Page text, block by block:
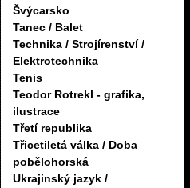
Švýcarsko
Tanec / Balet
Technika / Strojírenství /
Elektrotechnika
Tenis
Teodor Rotrekl - grafika,
ilustrace
Třetí republika
Třicetiletá válka / Doba
pobělohorská
Ukrajinský jazyk /